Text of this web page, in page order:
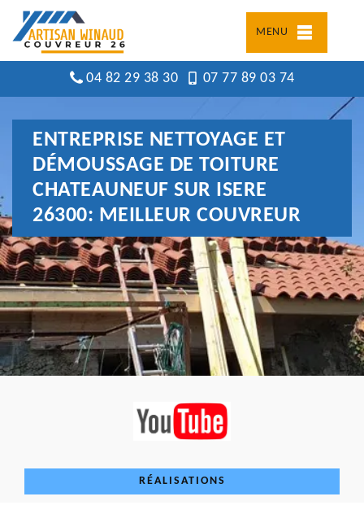
MENU
04 82 29 38 30 07 77 89 03 74
ENTREPRISE NETTOYAGE ET
DÉMOUSSAGE DE TOITURE
CHATEAUNEUF SUR ISERE
26300: MEILLEUR COUVREUR
RÉALISATIONS